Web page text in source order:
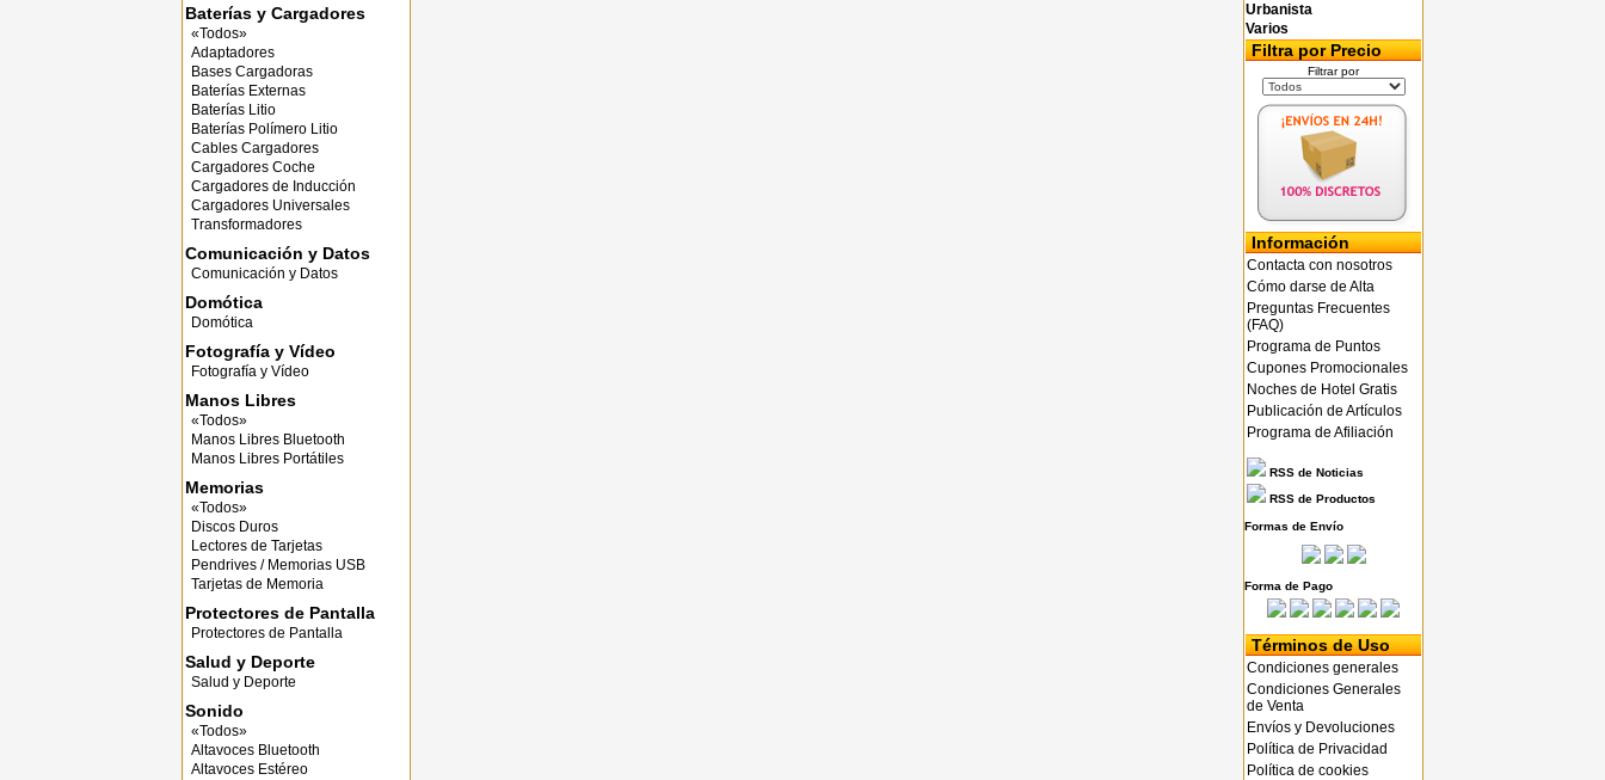
Baterías y Cargadores
«Todos»
Adaptadores
Bases Cargadoras
Baterías Externas
Baterías Litio
Baterías Polímero Litio
Cables Cargadores
Cargadores Coche
Cargadores de Inducción
Cargadores Universales
Transformadores
Comunicación y Datos
Comunicación y Datos
Domótica
Domótica
Fotografía y Vídeo
Fotografía y Vídeo
Manos Libres
«Todos»
Manos Libres Bluetooth
Manos Libres Portátiles
Memorias
«Todos»
Discos Duros
Lectores de Tarjetas
Pendrives / Memorias USB
Tarjetas de Memoria
Protectores de Pantalla
Protectores de Pantalla
Salud y Deporte
Salud y Deporte
Sonido
«Todos»
Altavoces Bluetooth
Altavoces Estéreo
Urbanista
Varios
Filtra por Precio
Filtrar por
Información
Contacta con nosotros
Cómo darse de Alta
Preguntas Frecuentes
(FAQ)
Programa de Puntos
Cupones Promocionales
Noches de Hotel Gratis
Publicación de Artículos
Programa de Afiliación
RSS de Noticias
RSS de Productos
Formas de Envío
Forma de Pago
Términos de Uso
Condiciones generales
Condiciones Generales
de Venta
Envíos y Devoluciones
Política de Privacidad
Política de cookies